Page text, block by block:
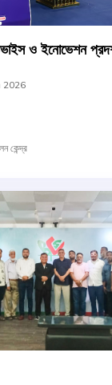
ও ইনোভেশন
2026
কেন্দ্র